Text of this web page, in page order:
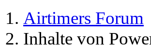
Airtimers Forum
Inhalte von